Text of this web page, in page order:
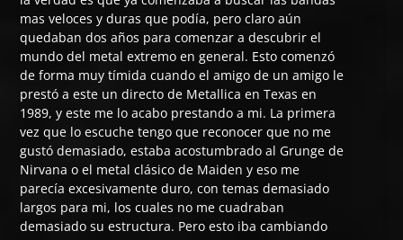
mas veloces y duras que podía, pero claro aún
quedaban dos años para comenzar a descubrir el
mundo del metal extremo en general. Esto comenzó
de forma muy tímida cuando el amigo de un amigo le
prestó a este un directo de Metallica en Texas en
1989, y este me lo acabo prestando a mi. La primera
vez que lo escuche tengo que reconocer que no me
gustó demasiado, estaba acostumbrado al Grunge de
Nirvana o el metal clásico de Maiden y eso me
parecía excesivamente duro, con temas demasiado
largos para mi, los cuales no me cuadraban
demasiado su estructura. Pero esto iba cambiando